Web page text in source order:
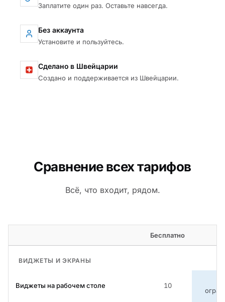
Заплатите один раз. Оставьте навсегда.
Без аккаунта
Установите и пользуйтесь.
Сделано в Швейцарии
Создано и поддерживается из Швейцарии.
Сравнение всех тарифов
Всё, что входит, рядом.
Бесплатно
ВИДЖЕТЫ И ЭКРАНЫ
Виджеты на рабочем столе 10